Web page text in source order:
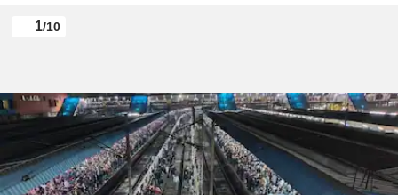
1/10